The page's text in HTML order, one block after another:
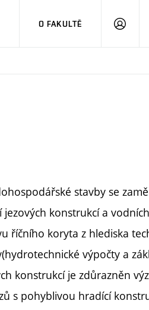
O FAKULTĚ
stavby se
konstrukcí a
říčního koryta z hlediska
výpočty a
konstrukcí je zdůrazněn
s pohyblivou hradící